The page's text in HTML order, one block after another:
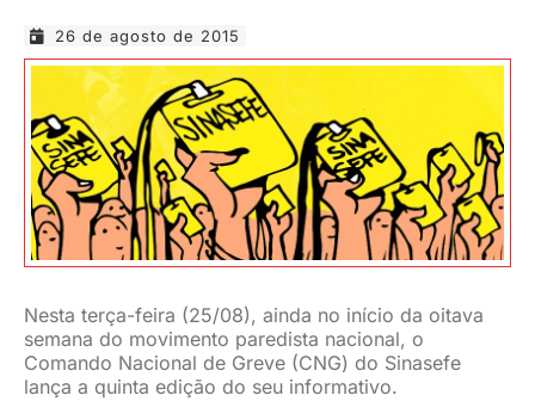
JURÍDICO
CLUBE
CONTATO
26 de agosto de 2015
Nesta terça-feira (25/08), ainda no início da oitava
semana do movimento paredista nacional, o
Comando Nacional de Greve (CNG) do Sinasefe
lança a quinta edição do seu informativo.